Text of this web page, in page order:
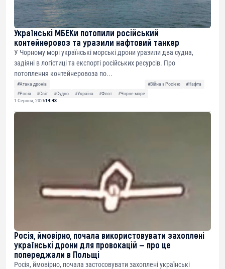
Українські МБЕКи потопили російський
контейнеровоз та уразили нафтовий танкер
У Чорному морі українські морські дрони уразили два судна,
задіяні в логістиці та експорті російських ресурсів. Про
потоплення контейнеровоза по...
#Атака дронів #Війна з Росією
#Нафта
#Росія
#Світ #Судно #Україна #Флот
#Чорне море
1 Серпня, 202614:43
Росія, ймовірно, почала використовувати захоплені
українські дрони для провокацій — про це
попереджали в Польщі
Росія, ймовірно, почала застосовувати захоплені українські